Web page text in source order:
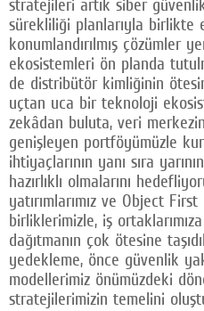
stratejileri artık siber
sürekliliği planlarıyla birlikte
konumlandırılmış çözümler
ekosistemleri ön planda
de distribütör kimliğinin
uçtan uca bir teknoloji
zekâdan buluta, veri
genişleyen portföyümüzle
ihtiyaçlarının yanı sıra
hazırlıklı olmalarını
yatırımlarımız ve Object
birliklerimizle, iş
dağıtmanın çok ötesine
yedekleme, önce güvenlik
modellerimiz önümüzdeki
stratejilerimizin temelini